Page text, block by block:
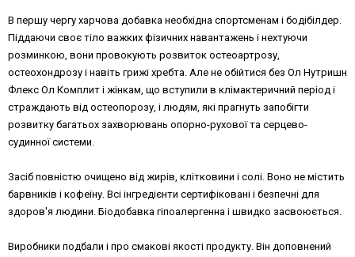
В першу чергу харчова добавка необхідна спортсменам і бодібілдер.
Піддаючи своє тіло важких фізичних навантажень і нехтуючи
розминкою, вони провокують розвиток остеоартрозу,
остеохондрозу і навіть грижі хребта. Але не обійтися без Ол Нутришн
Флекс Ол Комплит і жінкам, що вступили в клімактеричний період і
страждають від остеопорозу, і людям, які прагнуть запобігти
розвитку багатьох захворювань опорно-рухової та серцево-
судинної системи.
Засіб повністю очищено від жирів, клітковини і солі. Воно не містить
барвників і кофеїну. Всі інгредієнти сертифіковані і безпечні для
здоров'я людини. Біодобавка гіпоалергенна і швидко засвоюється.
Виробники подбали і про смакові якості продукту. Він доповнений